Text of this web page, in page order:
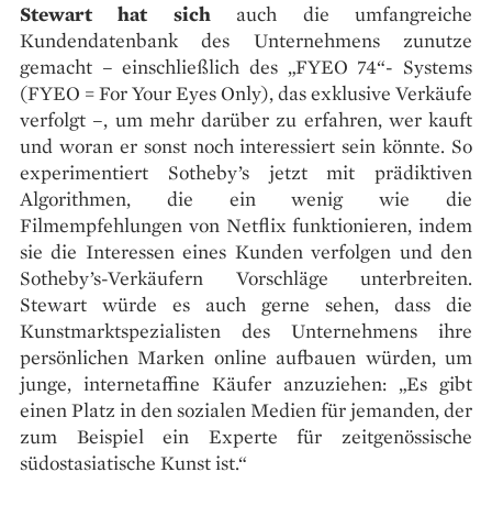
Stewart hat sichauch die umfangreiche
Kundendatenbank des Unternehmens zunutze
gemacht – einschließlich des „FYEO 74“- Systems
(FYEO = For Your Eyes Only), das exklusive Verkäufe
verfolgt –, um mehr darüber zu erfahren, wer kauft
und woran er sonst noch interessiert sein könnte. So
experimentiert Sotheby’s jetzt mit prädiktiven
Algorithmen, die ein wenig wie die
Filmempfehlungen von Netflix funktionieren, indem
sie die Interessen eines Kunden verfolgen und den
Sotheby’s-Verkäufern Vorschläge unterbreiten.
Stewart würde es auch gerne sehen, dass die
Kunstmarktspezialisten des Unternehmens ihre
persönlichen Marken online aufbauen würden, um
junge, internetaffine Käufer anzuziehen: „Es gibt
einen Platz in den sozialen Medien für jemanden, der
zum Beispiel ein Experte für zeitgenössische
südostasiatische Kunst ist.“